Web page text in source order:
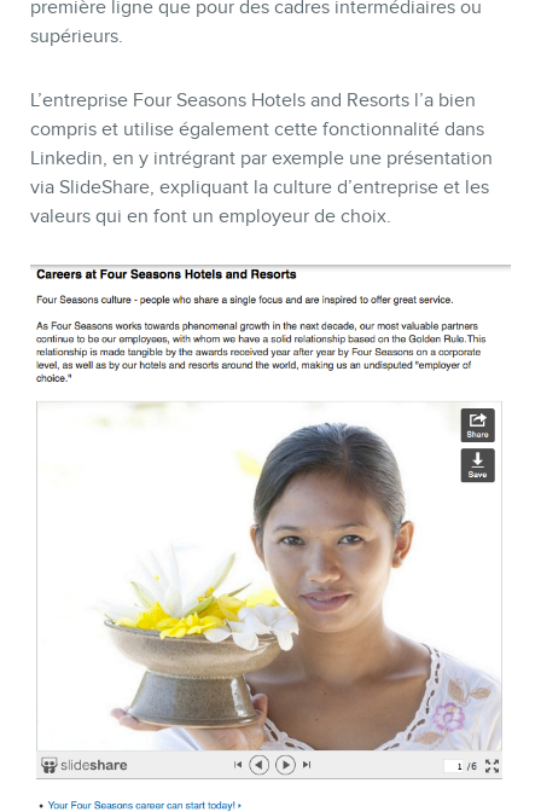
première ligne que pour des cadres intermédiaires ou
supérieurs.
L’entreprise Four Seasons Hotels and Resorts l’a bien
compris et utilise également cette fonctionnalité dans
Linkedin, en y intrégrant par exemple une présentation
via SlideShare, expliquant la culture d’entreprise et les
valeurs qui en font un employeur de choix.